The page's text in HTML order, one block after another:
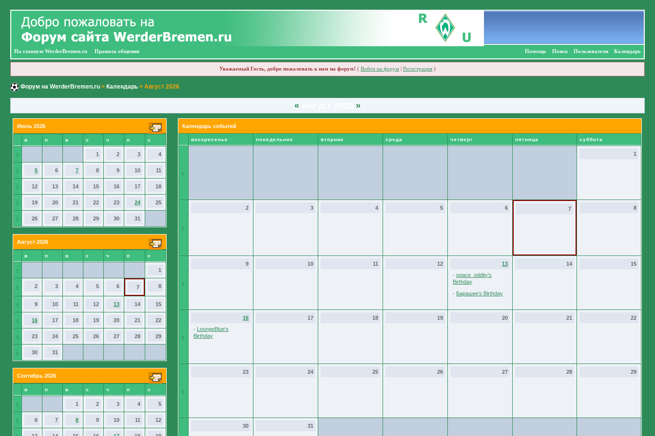
На главную WerderBremen.ru Правила общения Помощь Поиск Пользователи Календарь
Уважаемый Гость, добро пожаловать к нам на форум! ( Войти на форум Регистрация )
Форум на WerderBremen.ru > Календарь > Август 2026
« »
Июль 2026
в п в с ч п с
» 1 2 3 4
» 5 6 7 8 9 10 11
» 12 13 14 15 16 17 18
» 19 20 21 22 23 24 25
» 26 27 28 29 30 31
Август 2026
в п в с ч п с
» 1
» 2 3 4 5 6 7 8
» 9 10 11 12 13 14 15
» 16 17 18 19 20 21 22
» 23 24 25 26 27 28 29
» 30 31
Сентябрь 2026
в п в с ч п с
» 1 2 3 4 5
» 6 7 8 9 10 11 12
Календарь событий
воскресенье понедельник вторник среда четверг пятница суббота
»
1
»
2 3 4 5 6 7 8
»
9 10 11 12
13
·space_oddity's
Birthday
· Барашек's Birthday
14 15
»
16
· LoongeBlue's
Birthday
17 18 19 20 21 22
»
23 24 25 26 27 28 29
30 31